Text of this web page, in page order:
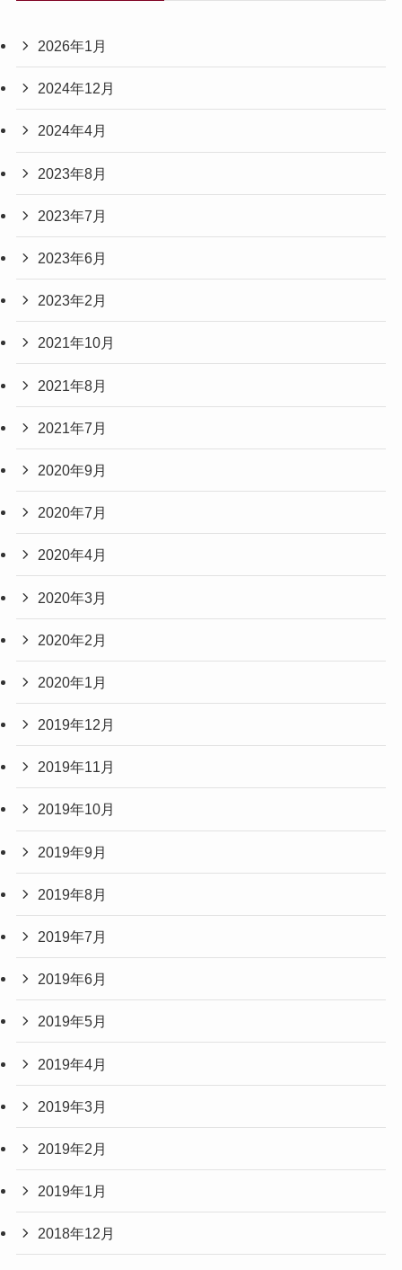
2026年1月
2024年12月
2024年4月
2023年8月
2023年7月
2023年6月
2023年2月
2021年10月
2021年8月
2021年7月
2020年9月
2020年7月
2020年4月
2020年3月
2020年2月
2020年1月
2019年12月
2019年11月
2019年10月
2019年9月
2019年8月
2019年7月
2019年6月
2019年5月
2019年4月
2019年3月
2019年2月
2019年1月
2018年12月